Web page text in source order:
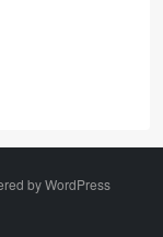
byWordPress